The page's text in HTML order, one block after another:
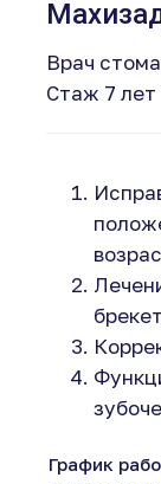
График
Врач
Стаж 7 лет